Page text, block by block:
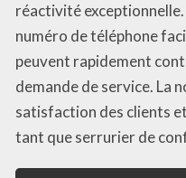
réactivité
numéro de téléphone
peuvent rapidement
demande de service. La
satisfaction des clients
tant que serrurier de